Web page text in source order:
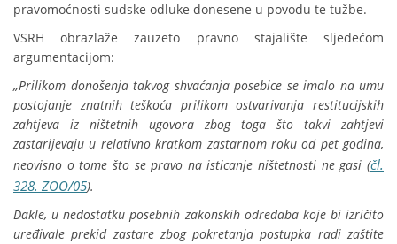
pravomoćnosti sudske odluke donesene u povodu te tužbe.
VSRH obrazlaže zauzeto pravno stajalište sljedećom
argumentacijom:
„Prilikom donošenja takvog shvaćanja posebice se imalo na umu
postojanje znatnih teškoća prilikom ostvarivanja restitucijskih
zahtjeva iz ništetnih ugovora zbog toga što takvi zahtjevi
zastarijevaju u relativno kratkom zastarnom roku od pet godina,
neovisno o tome što se pravo na isticanje ništetnosti ne gasi (čl.
328. ZOO/05).
Dakle, u nedostatku posebnih zakonskih odredaba koje bi izričito
uređivale prekid zastare zbog pokretanja postupka radi zaštite